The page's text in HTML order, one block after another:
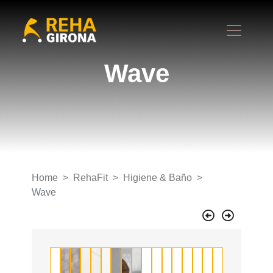
Wave
Home RehaFit
Higiene & Baño
Wave